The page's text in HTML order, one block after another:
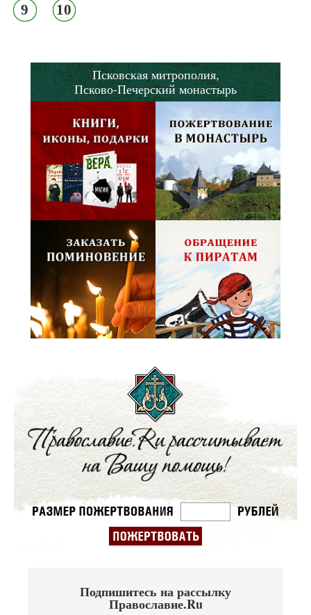
9 10
Псковская митрополия,
Псково-Печерский монастырь
Подпишитесь на рассылку
Православие.Ru